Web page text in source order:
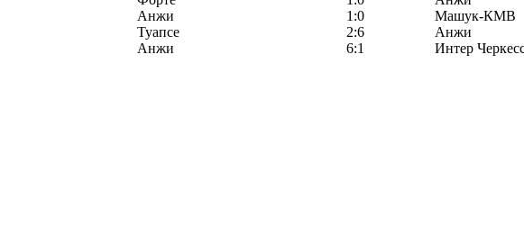
Анжи 1:0
Машук-КМВ
Туапсе 2:6
Анжи
Анжи 6:1
Интер